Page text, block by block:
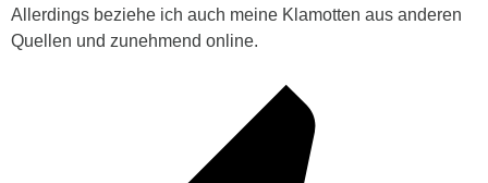
Allerdings beziehe ich auch meine Klamotten aus anderen
Quellen und zunehmend online.